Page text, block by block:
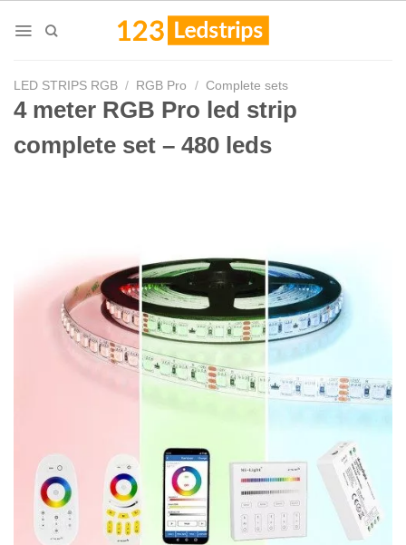
LED STRIPS RGB / RGB Pro / Complete sets
4 meter RGB Pro led strip
complete set – 480 leds